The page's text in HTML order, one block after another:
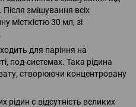
змішування всіх
місткістю 30 мл, зі
для паріння на
под-системах. Така рідина
створюючи концентровану
рідин є відсутність великих